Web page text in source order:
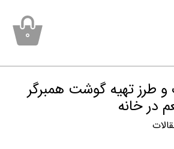
۰
و طرز تهیه گوشت همبرگر
در خانه